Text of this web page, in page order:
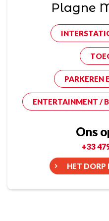
Plagne
PARKEREN
ENTERTAINMENT /
Ons
+33
HET DORP